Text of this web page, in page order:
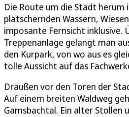
Die Route um die Stadt herum
plätschernden Wassern,
imposante Fernsicht inklusive.
Treppenanlage gelangt man
den Kurpark, von wo aus es
tolle Aussicht auf das
Draußen vor den Toren der
Auf einem breiten Waldweg
Gamsbachtal. Ein alter Stollen